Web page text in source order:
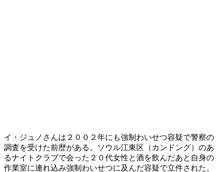
イ・ジュノさんは２００２年にも強制わいせつ容疑で警察の
調査を受けた前歴がある。ソウル江東区（カンドング）のあ
るナイトクラブで会った２０代女性と酒を飲んだあと自身の
作業室に連れ込み強制わいせつに及んだ容疑で立件された。